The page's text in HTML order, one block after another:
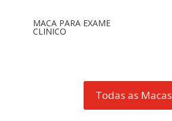
MACA PARA EXAME
CLINICO
Todas as Macas